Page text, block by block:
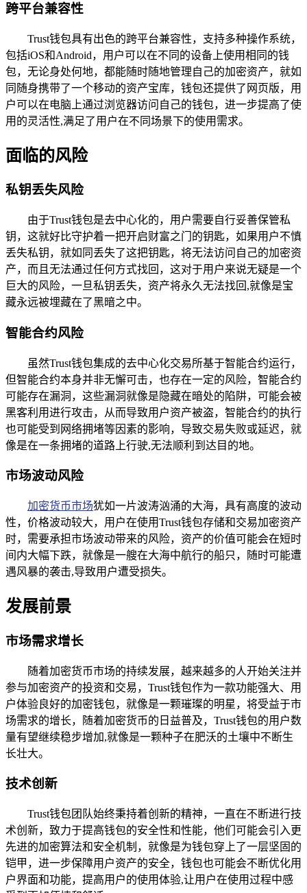
跨平台兼容性
Trust钱包具有出色的跨平台兼容性，支持多种操作系统，
包括iOS和Android，用户可以在不同的设备上使用相同的钱
包，无论身处何地，都能随时随地管理自己的加密资产，就如
同随身携带了一个移动的资产宝库，钱包还提供了网页版，用
户可以在电脑上通过浏览器访问自己的钱包，进一步提高了使
用的灵活性,满足了用户在不同场景下的使用需求。
面临的风险
私钥丢失风险
由于Trust钱包是去中心化的，用户需要自行妥善保管私
钥，这就好比守护着一把开启财富之门的钥匙，如果用户不慎
丢失私钥，就如同丢失了这把钥匙，将无法访问自己的加密资
产，而且无法通过任何方式找回，这对于用户来说无疑是一个
巨大的风险，一旦私钥丢失，资产将永久无法找回,就像是宝
藏永远被埋藏在了黑暗之中。
智能合约风险
虽然Trust钱包集成的去中心化交易所基于智能合约运行，
但智能合约本身并非无懈可击，也存在一定的风险，智能合约
可能存在漏洞，这些漏洞就像是隐藏在暗处的陷阱，可能会被
黑客利用进行攻击，从而导致用户资产被盗，智能合约的执行
也可能受到网络拥堵等因素的影响，导致交易失败或延迟，就
像是在一条拥堵的道路上行驶,无法顺利到达目的地。
市场波动风险
加密货币市场犹如一片波涛汹涌的大海，具有高度的波动
性，价格波动较大，用户在使用Trust钱包存储和交易加密资产
时，需要承担市场波动带来的风险，资产的价值可能会在短时
间内大幅下跌，就像是一艘在大海中航行的船只，随时可能遭
遇风暴的袭击,导致用户遭受损失。
发展前景
市场需求增长
随着加密货币市场的持续发展，越来越多的人开始关注并
参与加密资产的投资和交易，Trust钱包作为一款功能强大、用
户体验良好的加密钱包，就像是一颗璀璨的明星，将受益于市
场需求的增长，随着加密货币的日益普及，Trust钱包的用户数
量有望继续稳步增加,就像是一颗种子在肥沃的土壤中不断生
长壮大。
技术创新
Trust钱包团队始终秉持着创新的精神，一直在不断进行技
术创新，致力于提高钱包的安全性和性能，他们可能会引入更
先进的加密算法和安全机制，就像是为钱包穿上了一层坚固的
铠甲，进一步保障用户资产的安全，钱包也可能会不断优化用
户界面和功能，提高用户的使用体验,让用户在使用过程中感